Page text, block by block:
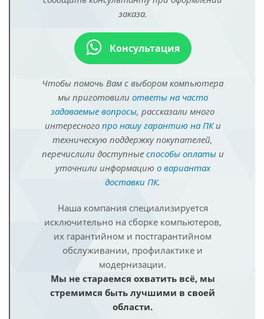
заказа.
Консультация
Чтобы помочь Вам с выбором компьютера
мы приготовили ответы на часто
задаваемые вопросы, рассказали много
интересного про нашу гарантию на ПКи
техническую поддержку покупателей,
перечислили доступные способы оплатыи
уточнили информацию о вариантах
доставки ПК.
Наша компания специализируется
исключительно на сборке компьютеров,
их гарантийном и постгарантийном
обслуживании, профилактике и
модернизации.
Мы не стараемся охватить всё, мы
стремимся быть лучшими в своей
области.